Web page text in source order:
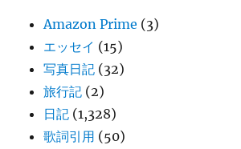
Amazon Prime (3)
エッセイ (15)
写真日記 (32)
旅行記 (2)
日記 (1,328)
歌詞引用 (50)